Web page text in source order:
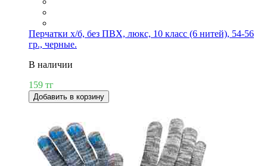
Перчатки х/б, без ПВХ, люкс, 10 класс (6 нитей), 54-56
гр., черные.
В наличии
159 тг
Добавить в корзину